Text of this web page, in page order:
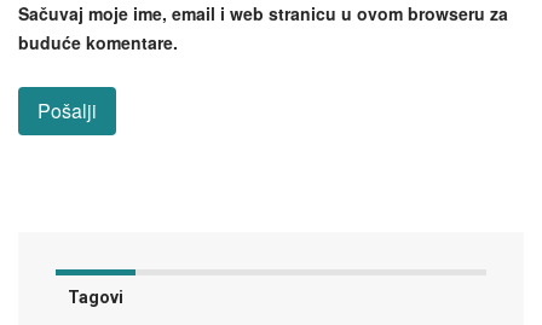
Sačuvaj moje ime, email i web stranicu u ovom browseru za
buduće komentare.
Tagovi